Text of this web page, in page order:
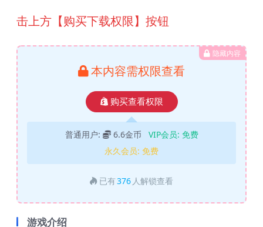
击上方【购买下载权限】按钮
隐藏内容
本内容需权限查看
购买查看权限
普通用户: 6.6金币 VIP会员: 免费
永久会员: 免费
已有376 人解锁查看
游戏介绍